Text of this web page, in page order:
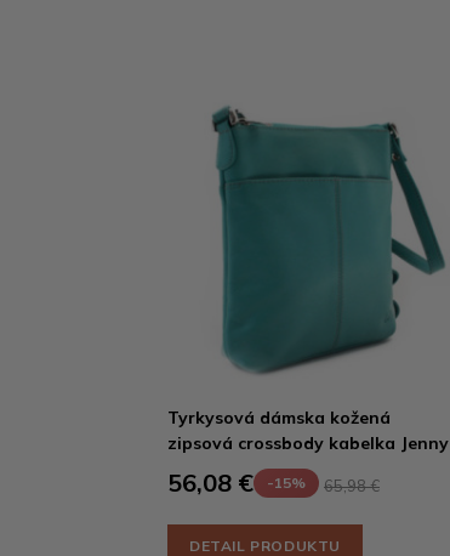
Tyrkysová dámska kožená
zipsová crossbody kabelka Jenny
56,08 € -15% 65,98 €
DETAIL PRODUKTU